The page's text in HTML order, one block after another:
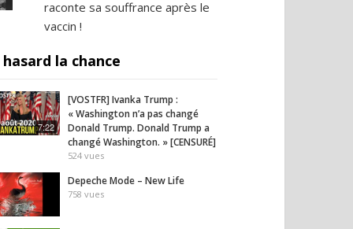
raconte sa souffrance après le
vaccin !
hasard la chance
7:22
[VOSTFR] Ivanka Trump :
« Washington n’a pas changé
Donald Trump. Donald Trump a
changé Washington. » [CENSURÉ]
524 vues
Depeche Mode – New Life
758 vues